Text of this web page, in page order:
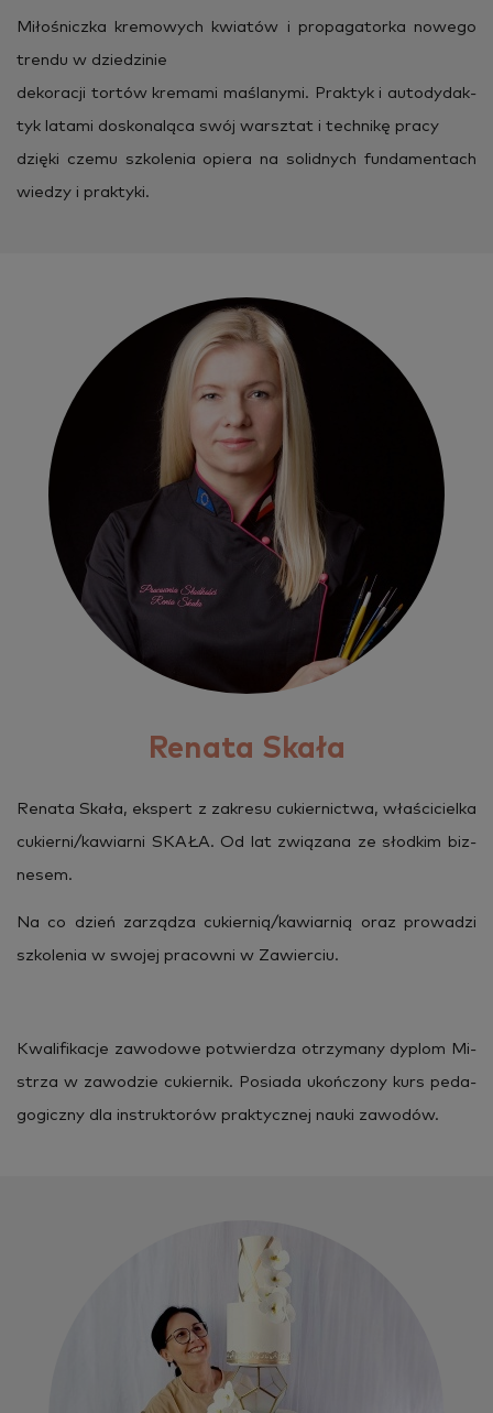
Mi­ło­śnicz­ka kre­mo­wych kwia­tów i pro­pa­ga­tor­ka no­we­go
tren­du w dzie­dzi­nie
de­ko­ra­cji tor­tów kre­ma­mi ma­śla­ny­mi. Prak­tyk i au­to­dy­dak­
tyk la­ta­mi do­sko­na­lą­ca swój warsz­tat i tech­ni­kę pracy
dzię­ki czemu szko­le­nia opie­ra na so­lid­nych fun­da­men­tach
wie­dzy i prak­ty­ki.
Renata Skała
Re­na­ta Skała, eks­pert z za­kre­su cu­kier­nic­twa, wła­ści­ciel­ka
cu­kier­ni/ka­wiar­ni SKAŁA. Od lat zwią­za­na ze słod­kim biz­
ne­sem.
Na co dzień za­rzą­dza cu­kier­nią/ka­wiar­nią oraz pro­wa­dzi
szko­le­nia w swo­jej pra­cow­ni w Za­wier­ciu.
Kwa­li­fi­ka­cje za­wo­do­we po­twier­dza otrzy­ma­ny dy­plom Mi­
strza w za­wo­dzie cu­kier­nik. Po­sia­da ukoń­czo­ny kurs pe­da­
go­gicz­ny dla in­struk­to­rów prak­tycz­nej nauki za­wo­dów.